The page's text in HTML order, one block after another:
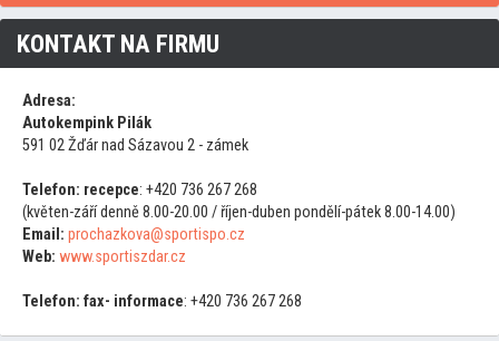
KONTAKT NA FIRMU
Adresa:
Autokempink Pilák
591 02 Žďár nad Sázavou 2 - zámek
Telefon: recepce: +420 736 267 268
(květen-září denně 8.00-20.00 / říjen-duben pondělí-pátek 8.00-14.00)
Email: prochazkova@sportispo.cz
Web: www.sportiszdar.cz
Telefon: fax- informace: +420 736 267 268